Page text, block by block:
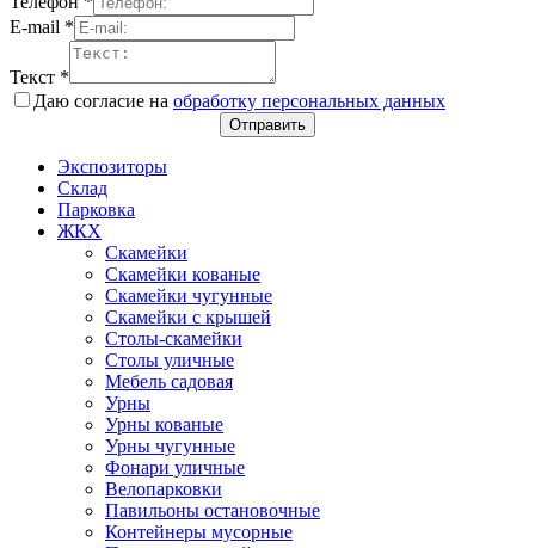
E-mail *
Текст *
Даю согласие на обработку персональных данных
Отправить
Экспозиторы
Склад
Парковка
ЖКХ
Скамейки
Скамейки кованые
Скамейки чугунные
Скамейки с крышей
Столы-скамейки
Столы уличные
Мебель садовая
Урны
Урны кованые
Урны чугунные
Фонари уличные
Велопарковки
Павильоны остановочные
Контейнеры мусорные